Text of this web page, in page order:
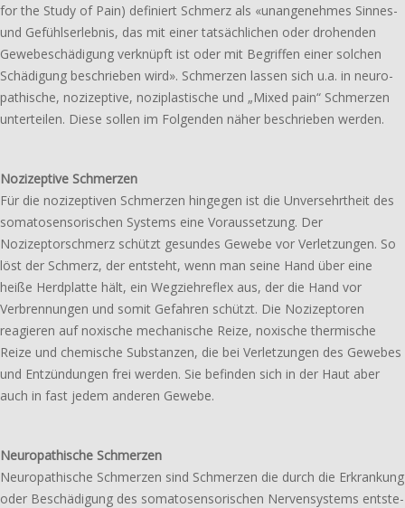
for the Study of Pain) defi­niert Schmerz als «unange­neh­mes Sinnes-
und Gefühlserlebnis, das mit einer tatsäch­li­chen oder drohen­den
Gewebeschädigung verknüpft ist oder mit Begriffen einer solchen
Schädigung beschrie­ben wird». Schmerzen lassen sich u.a. in neuro­
pa­thi­sche, nozi­zep­ti­ve, nozi­plas­ti­sche und „Mixed pain“ Schmerzen
unter­tei­len. Diese sollen im Folgenden näher beschrie­ben werden.
Nozizeptive Schmerzen
Für die nozi­zep­ti­ven Schmerzen hinge­gen ist die Unversehrtheit des
soma­to­sen­so­ri­schen Systems eine Voraussetzung. Der
Nozizeptorschmerz schützt gesun­des Gewebe vor Verletzungen. So
löst der Schmerz, der entsteht, wenn man seine Hand über eine
heiße Herdplatte hält, ein Wegziehreflex aus, der die Hand vor
Verbrennungen und somit Gefahren schützt. Die Nozizeptoren
reagie­ren auf noxi­sche mecha­ni­sche Reize, noxi­sche ther­mi­sche
Reize und chemi­sche Substanzen, die bei Verletzungen des Gewebes
und Entzündungen frei werden. Sie befin­den sich in der Haut aber
auch in fast jedem anderen Gewebe.
Neuropathische Schmerzen
Neuropathische Schmerzen sind Schmerzen die durch die Erkrankung
oder Beschädigung des soma­to­sen­so­ri­schen Nervensystems entste­